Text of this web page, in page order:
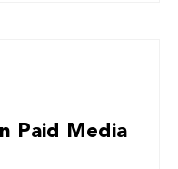
Paid Media